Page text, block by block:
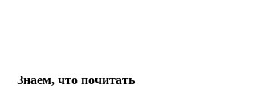
Знаем, что почитать